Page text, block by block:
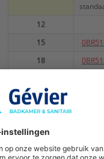
12
15
18
22
25
28
32